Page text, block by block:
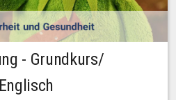
- Grundkurs/